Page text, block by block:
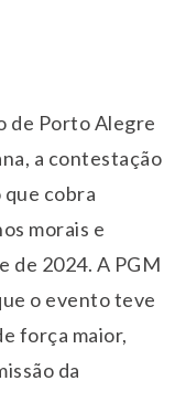
de Porto Alegre
a contestação
cobra
morais e
de 2024. A PGM
o evento teve
força maior,
da